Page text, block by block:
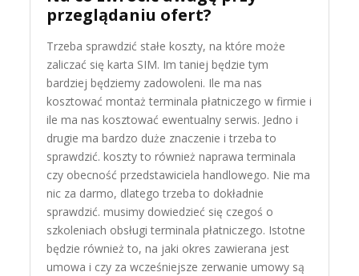
przeglądaniu ofert?
Trzeba sprawdzić stałe koszty, na które może
zaliczać się karta SIM. Im taniej będzie tym
bardziej będziemy zadowoleni. Ile ma nas
kosztować montaż terminala płatniczego w firmie i
ile ma nas kosztować ewentualny serwis. Jedno i
drugie ma bardzo duże znaczenie i trzeba to
sprawdzić. koszty to również naprawa terminala
czy obecność przedstawiciela handlowego. Nie ma
nic za darmo, dlatego trzeba to dokładnie
sprawdzić. musimy dowiedzieć się czegoś o
szkoleniach obsługi terminala płatniczego. Istotne
będzie również to, na jaki okres zawierana jest
umowa i czy za wcześniejsze zerwanie umowy są